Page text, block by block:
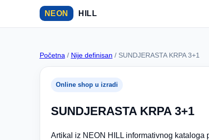
NEON HILL
Početna / Nije definisan / SUNDJERASTA KRPA 3+1
Online shop u izradi
SUNDJERASTA KRPA 3+1
Artikal iz NEON HILL informativnog